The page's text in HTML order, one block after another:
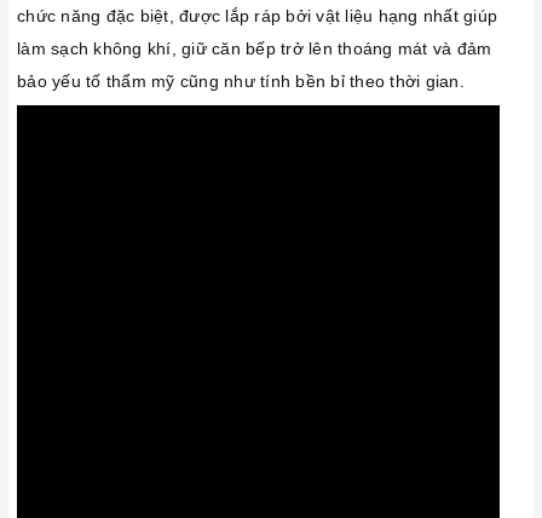
chức năng đặc biệt, được lắp ráp bởi vật liệu hạng nhất giúp
làm sạch không khí, giữ căn bếp trở lên thoáng mát và đảm
bảo yếu tố thẩm mỹ cũng như tính bền bỉ theo thời gian.